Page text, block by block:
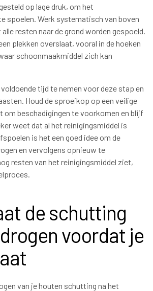
op lage druk, om het
spoelen. Werk systematisch van boven
resten naar de grond worden gespoeld.
plekken overslaat, vooral in de hoeken
schoonmaakmiddel zich kan
tijd te nemen voor deze stap en
Houd de sproeikop op een veilige
om beschadigingen te voorkomen en blijf
weet dat al het reinigingsmiddel is
is het een goed idee om de
en vervolgens opnieuw te
resten van het reinigingsmiddel ziet,
de schutting
voordat je
van je houten schutting na het